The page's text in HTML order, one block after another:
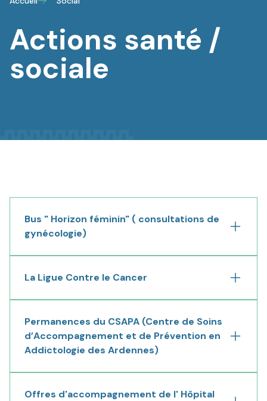
Actions santé /
sociale
Bus " Horizon féminin" ( consultations de
gynécologie)
La Ligue Contre le Cancer
Permanences du CSAPA (Centre de Soins
d’Accompagnement et de Prévention en
Addictologie des Ardennes)
Offres d'accompagnement de l' Hôpital